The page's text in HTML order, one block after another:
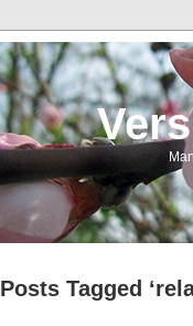
Posts Tagged